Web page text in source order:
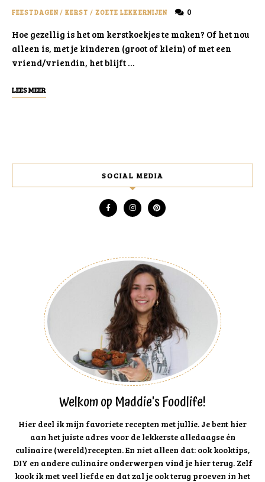
FEESTDAGEN/ KERST / ZOETE LEKKERNIJEN 0
Hoe gezellig is het om kerstkoekjes te maken? Of het nou
alleen is, met je kinderen (groot of klein) of met een
vriend/vriendin, het blijft …
LEES MEER
SOCIAL MEDIA
Welkom op Maddie's Foodlife!
Hier deel ik mijn favoriete recepten met jullie. Je bent hier
aan het juiste adres voor de lekkerste alledaagse én
culinaire (wereld)recepten. En niet alleen dat: ook kooktips,
DIY en andere culinaire onderwerpen vind je hier terug. Zelf
kook ik met veel liefde en dat zal je ook terug proeven in het